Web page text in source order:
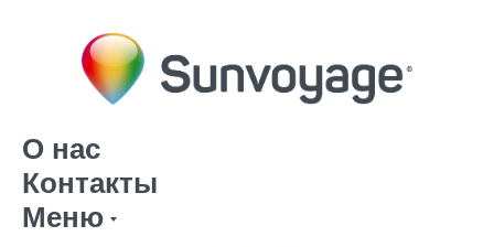
О нас
Контакты
Меню